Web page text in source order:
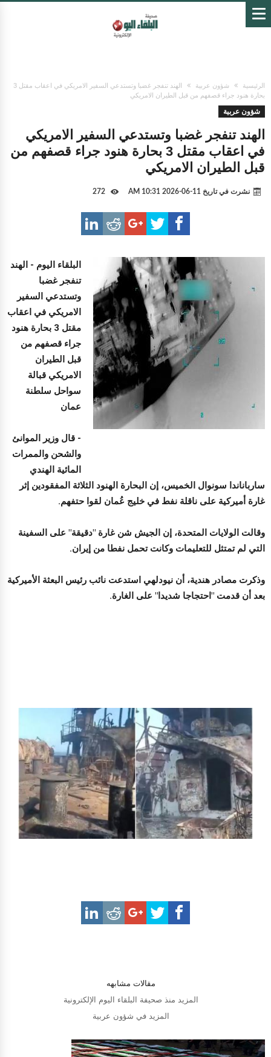
الرئيسية شؤون عربية
الهند تنفجر غضبا وتستدعي السفير الامريكي في اعقاب مقتل 3
بحارة هنود جراء قصفهم من قبل الطيران الامريكي
شؤون عربية
الهند تنفجر غضبا وتستدعي السفير الامريكي
في اعقاب مقتل 3 بحارة هنود جراء قصفهم من
قبل الطيران الامريكي
نشرت في تاريخ 11-06-2026 10:31 AM
البلقاء اليوم - الهند
تنفجر غضبا
وتستدعي السفير
الامريكي في اعقاب
مقتل 3 بحارة هنود
جراء قصفهم من
قبل الطيران
الامريكي قبالة
سواحل سلطنة
عمان
- قال وزير الموانئ
والشحن والممرات
المائية الهندي
سارباناندا سونوال الخميس، إن البحارة الهنود الثلاثة المفقودين إثر
غارة أميركية على ناقلة نفط في خليج عُمان لقوا حتفهم.
وقالت الولايات المتحدة، إن الجيش شن غارة "دقيقة" على السفينة
التي لم تمتثل للتعليمات وكانت تحمل نفطا من إيران.
وذكرت مصادر هندية، أن نيودلهي استدعت نائب رئيس البعثة الأميركية
بعد أن قدمت "احتجاجا شديدا" على الغارة.
مقالات مشابهه
المزيد منذ صحيفة البلقاء اليوم الإلكترونية
المزيد في شؤون عربية